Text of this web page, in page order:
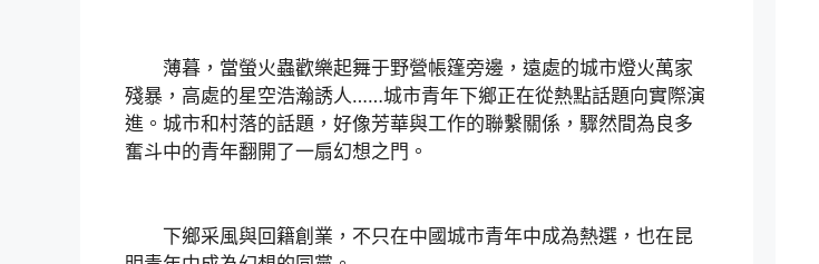
薄暮，當螢火蟲歡樂起舞于野營帳篷旁邊，遠處的城市燈火萬家
殘暴，高處的星空浩瀚誘人……城市青年下鄉正在從熱點話題向實際演
進。城市和村落的話題，好像芳華與工作的聯繫關係，驟然間為良多
奮斗中的青年翻開了一扇幻想之門。
下鄉采風與回籍創業，不只在中國城市青年中成為熱選，也在昆